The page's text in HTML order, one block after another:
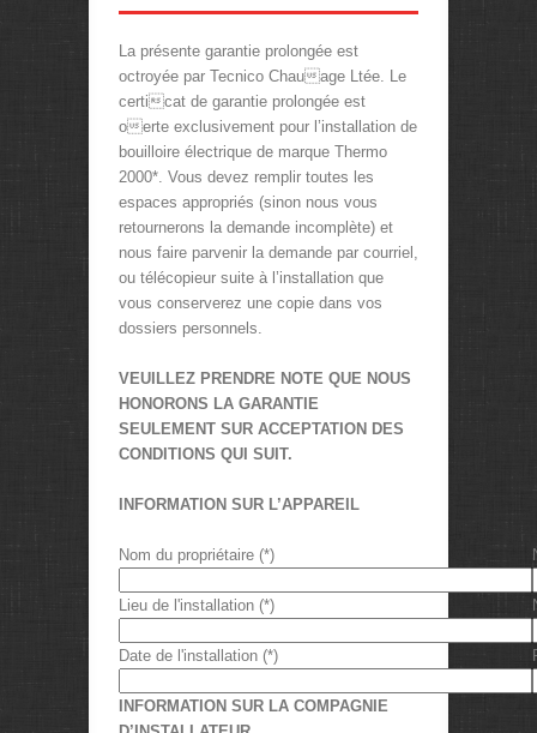
La présente garantie prolongée est
octroyée par Tecnico Chauage Ltée. Le
certicat de garantie prolongée est
oerte exclusivement pour l’installation de
bouilloire électrique de marque Thermo
2000*. Vous devez remplir toutes les
espaces appropriés (sinon nous vous
retournerons la demande incomplète) et
nous faire parvenir la demande par courriel,
ou télécopieur suite à l’installation que
vous conserverez une copie dans vos
dossiers personnels.
VEUILLEZ PRENDRE NOTE QUE NOUS
HONORONS LA GARANTIE
SEULEMENT SUR ACCEPTATION DES
CONDITIONS QUI SUIT.
INFORMATION SUR L’APPAREIL
Nom du propriétaire (*)
Lieu de l'installation (*)
Date de l'installation (*)
INFORMATION SUR LA COMPAGNIE